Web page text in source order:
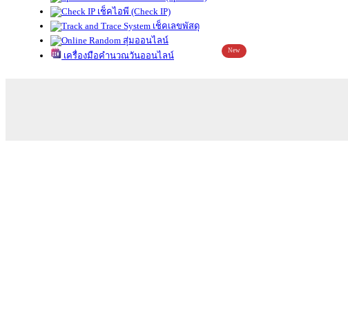
เช็คไอพี (Check IP)
เช็คเลขพัสดุ
สุ่มออนไลน์
เครื่องมือคำนวณวันออนไลน์
New